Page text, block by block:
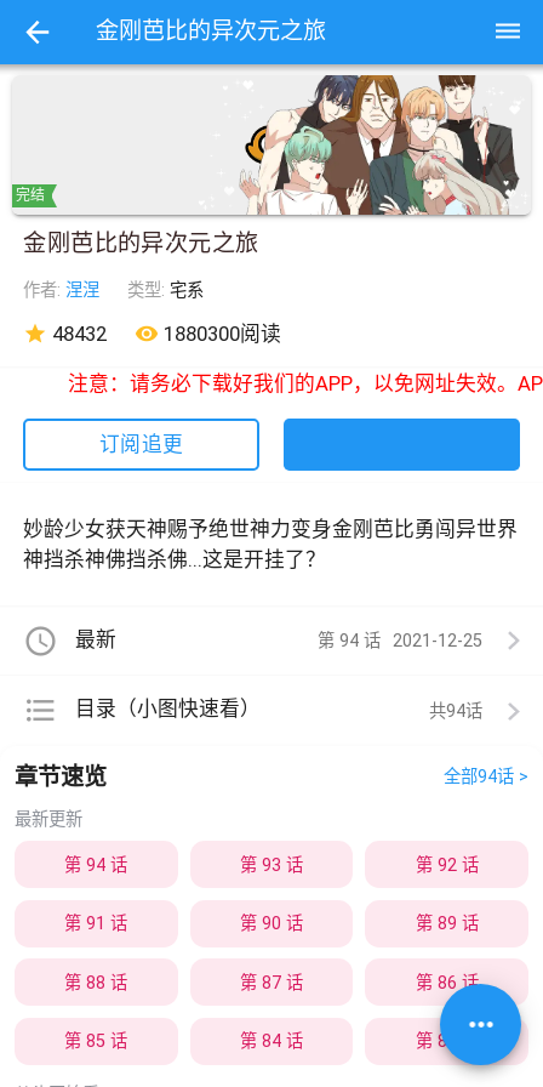
more_horiz
金刚芭比的异次元之旅 dehaze
完结
金刚芭比的异次元之旅
作者:涅涅 类型:宅系
star 48432 remove_red_eye 1880300阅读
注意：请务必下载好我们的APP，以免网址失效。
订阅追更
妙龄少女获天神赐予绝世神力变身金刚芭比勇闯异世界
神挡杀神佛挡杀佛...这是开挂了？
access_time 最新 第 94 话 2021-12-25
format_list_bulleted 目录（小图快速看） 共94
章节速览 全部94话 >
最新更新
第 94 话 第 93 话 第 92 话
第 91 话 第 90 话 第 89 话
第 88 话 第 87 话 第 86 话
第 85 话 第 84 话 第 83 话